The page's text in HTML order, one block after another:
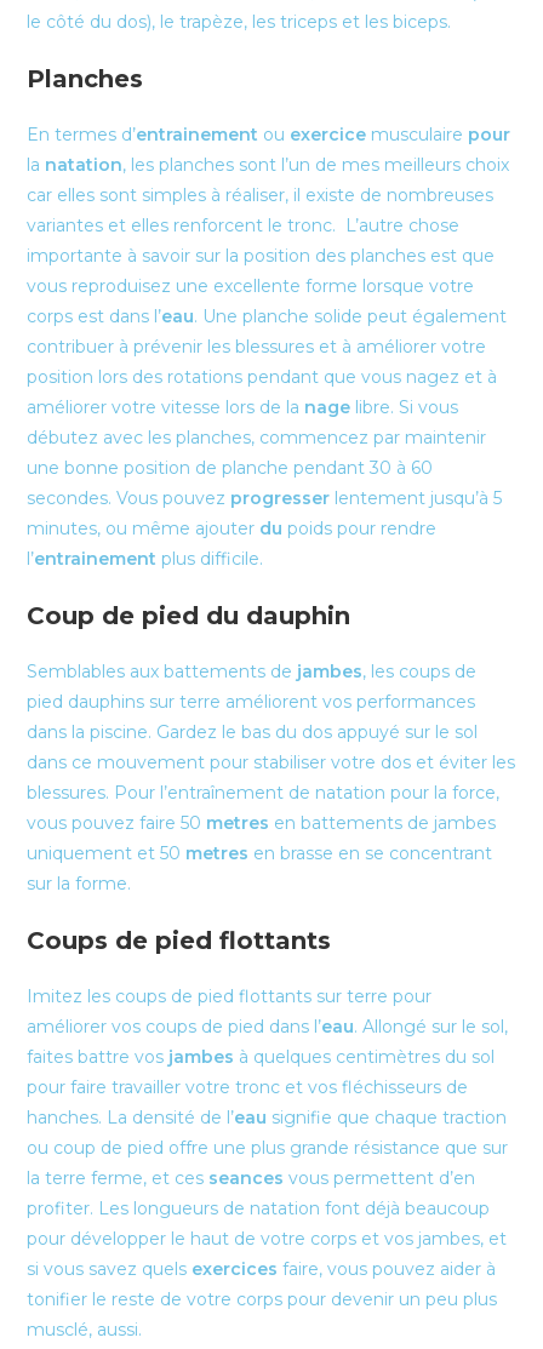
le côté du dos), le trapèze, les triceps et les biceps.
Planches
En termes d’entrainement ou exercice musculaire pour
la natation, les planches sont l’un de mes meilleurs choix
car elles sont simples à réaliser, il existe de nombreuses
variantes et elles renforcent le tronc. L’autre chose
importante à savoir sur la position des planches est que
vous reproduisez une excellente forme lorsque votre
corps est dans l’eau. Une planche solide peut également
contribuer à prévenir les blessures et à améliorer votre
position lors des rotations pendant que vous nagez et à
améliorer votre vitesse lors de la nage libre. Si vous
débutez avec les planches, commencez par maintenir
une bonne position de planche pendant 30 à 60
secondes. Vous pouvez progresser lentement jusqu’à 5
minutes, ou même ajouter du poids pour rendre
l’entrainement plus difficile.
Coup de pied du dauphin
Semblables aux battements de jambes, les coups de
pied dauphins sur terre améliorent vos performances
dans la piscine. Gardez le bas du dos appuyé sur le sol
dans ce mouvement pour stabiliser votre dos et éviter les
blessures. Pour l’entraînement de natation pour la force,
vous pouvez faire 50 metres en battements de jambes
uniquement et 50 metres en brasse en se concentrant
sur la forme.
Coups de pied flottants
Imitez les coups de pied flottants sur terre pour
améliorer vos coups de pied dans l’eau. Allongé sur le sol,
faites battre vos jambes à quelques centimètres du sol
pour faire travailler votre tronc et vos fléchisseurs de
hanches. La densité de l’eau signifie que chaque traction
ou coup de pied offre une plus grande résistance que sur
la terre ferme, et ces seances vous permettent d’en
profiter. Les longueurs de natation font déjà beaucoup
pour développer le haut de votre corps et vos jambes, et
si vous savez quels exercices faire, vous pouvez aider à
tonifier le reste de votre corps pour devenir un peu plus
musclé, aussi.